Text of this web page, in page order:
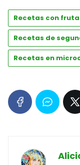
Recetas con fruta
Recetas de
Recetas en